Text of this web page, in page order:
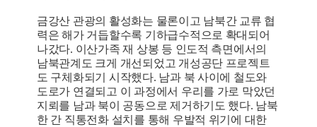
금강산 관광의 활성화는 물론이고 남북간 교류 협
력은 해가 거듭할수록 기하급수적으로 확대되어
나갔다. 이산가족 재 상봉 등 인도적 측면에서의
남북관계도 크게 개선되었고 개성공단 프로젝트
도 구체화되기 시작했다. 남과 북 사이에 철도와
도로가 연결되고 이 과정에서 우리를 가로 막았던
지뢰를 남과 북이 공동으로 제거하기도 했다. 남북
한 간 직통전화 설치를 통해 우발적 위기에 대한